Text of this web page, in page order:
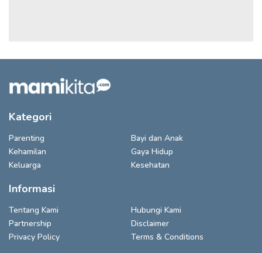
Kategori
Parenting
Bayi dan Anak
Kehamilan
Gaya Hidup
Keluarga
Kesehatan
Informasi
Tentang Kami
Hubungi Kami
Partnership
Disclaimer
Privacy Policy
Terms & Conditions